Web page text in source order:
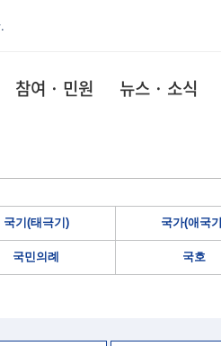
참여 · 민원 뉴스 · 소식
국기(태극기) 국가(애국
국민의례 국호